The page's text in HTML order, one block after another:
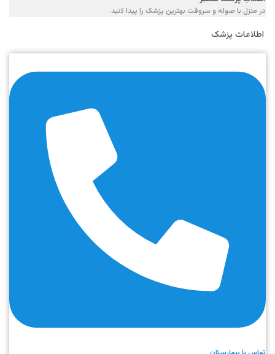
در منزل با صوله و سروقت بهترین پزشک را پیدا کنید.
اطلاعات پزشک